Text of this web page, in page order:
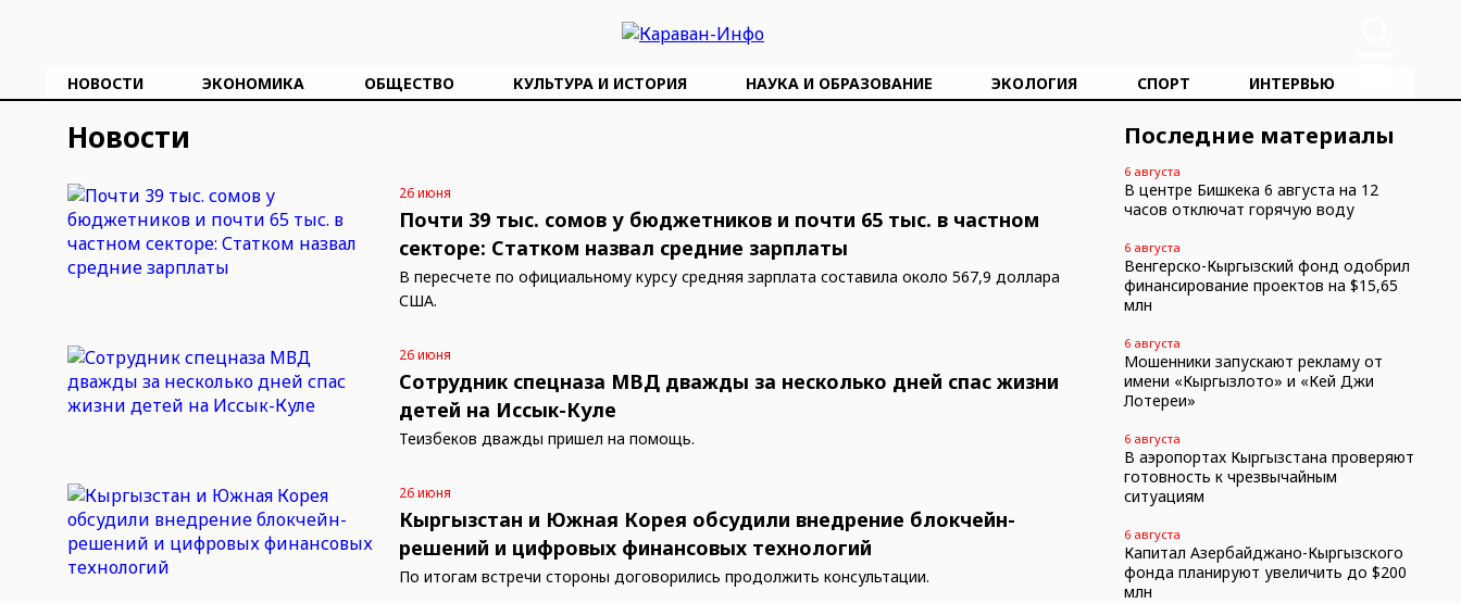
НОВОСТИ ЭКОНОМИКА ОБЩЕСТВО КУЛЬТУРА И ИСТОРИЯ НАУКА И ОБРАЗОВАНИЕ ЭКОЛОГИЯ СПОРТ ИНТЕРВЬЮ
Новости
26 июня
Почти 39 тыс. сомов у бюджетников и почти 65 тыс. в частном
секторе: Статком назвал средние зарплаты
В пересчете по официальному курсу средняя зарплата составила около 567,9 доллара
США.
26 июня
Сотрудник спецназа МВД дважды за несколько дней спас жизни
детей на Иссык-Куле
Теңизбеков дважды пришел на помощь.
26 июня
Кыргызстан и Южная Корея обсудили внедрение блокчейн-
решений и цифровых финансовых технологий
По итогам встречи стороны договорились продолжить консультации.
Последние материалы
6 августа
В центре Бишкека 6 августа на 12
часов отключат горячую воду
6 августа
Венгерско-Кыргызский фонд одобрил
финансирование проектов на $15,65
млн
6 августа
Мошенники запускают рекламу от
имени «Кыргызлото» и «Кей Джи
Лотереи»
6 августа
В аэропортах Кыргызстана проверяют
готовность к чрезвычайным
ситуациям
6 августа
Капитал Азербайджано-Кыргызского
фонда планируют увеличить до $200
млн